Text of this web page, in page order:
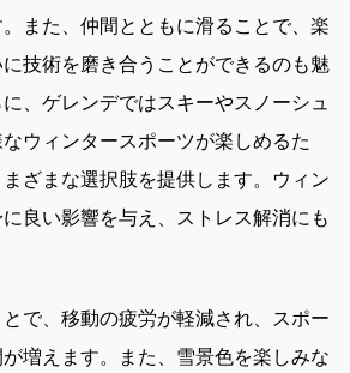
また、仲間とともに滑ることで、楽
技術を磨き合うことができるのも魅
、ゲレンデではスキーやスノーシュ
ウィンタースポーツが楽しめるた
ざまな選択肢を提供します。ウィン
良い影響を与え、ストレス解消にも
で、移動の疲労が軽減され、スポー
増えます。また、雪景色を楽しみな